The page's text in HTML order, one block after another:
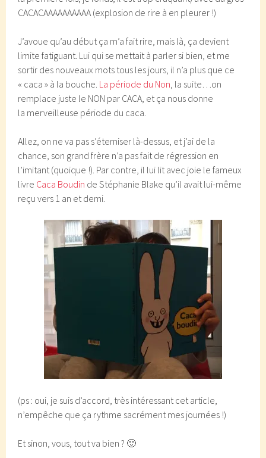
CACACAAAAAAAAAA (explosion de rire à en pleurer !)
J’avoue qu’au début ça m’a fait rire, mais là, ça devient
limite fatiguant. Lui qui se mettait à parler si bien, et me
sortir des nouveaux mots tous les jours, il n’a plus que ce
« caca » à la bouche. La période du Non, la suite…on
remplace juste le NON par CACA, et ça nous donne
la merveilleuse période du caca.
Allez, on ne va pas s’éterniser là-dessus, et j’ai de la
chance, son grand frère n’a pas fait de régression en
l’imitant (quoique !). Par contre, il lui lit avec joie le fameux
livre Caca Boudin de Stéphanie Blake qu’il avait lui-même
reçu vers 1 an et demi.
(ps : oui, je suis d’accord, très intéressant cet article,
n’empêche que ça rythme sacrément mes journées !)
Et sinon, vous, tout va bien ? 🙂